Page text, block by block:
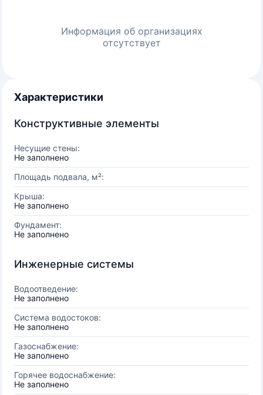
Информация об организациях
отсутствует
Характеристики
Конструктивные элементы
Несущие стены:
Не заполнено
Площадь подвала, м²:
Крыша:
Не заполнено
Фундамент:
Не заполнено
Инженерные системы
Водоотведение:
Не заполнено
Система водостоков:
Не заполнено
Газоснабжение:
Не заполнено
Горячее водоснабжение:
Не заполнено